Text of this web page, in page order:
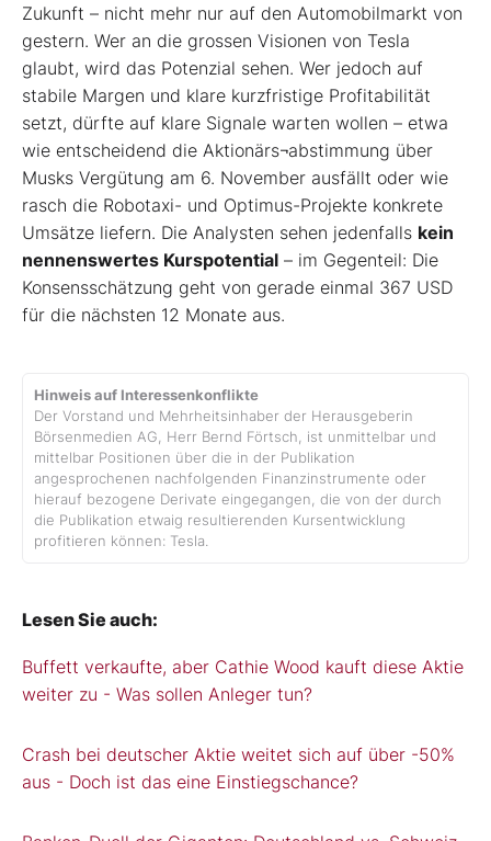
Zukunft – nicht mehr nur auf den Automobilmarkt von
gestern. Wer an die grossen Visionen von Tesla
glaubt, wird das Potenzial sehen. Wer jedoch auf
stabile Margen und klare kurzfristige Profitabilität
setzt, dürfte auf klare Signale warten wollen – etwa
wie entscheidend die Aktionärs¬abstimmung über
Musks Vergütung am 6. November ausfällt oder wie
rasch die Robotaxi- und Optimus-Projekte konkrete
Umsätze liefern. Die Analysten sehen jedenfalls kein
nennenswertes Kurspotential – im Gegenteil: Die
Konsensschätzung geht von gerade einmal 367 USD
für die nächsten 12 Monate aus.
Hinweis auf Interessenkonflikte
Der Vorstand und Mehrheitsinhaber der Herausgeberin
Börsenmedien AG, Herr Bernd Förtsch, ist unmittelbar und
mittelbar Positionen über die in der Publikation
angesprochenen nachfolgenden Finanzinstrumente oder
hierauf bezogene Derivate eingegangen, die von der durch
die Publikation etwaig resultierenden Kursentwicklung
profitieren können: Tesla.
Lesen Sie auch:
Buffett verkaufte, aber Cathie Wood kauft diese Aktie
weiter zu - Was sollen Anleger tun?
Crash bei deutscher Aktie weitet sich auf über -50%
aus - Doch ist das eine Einstiegschance?